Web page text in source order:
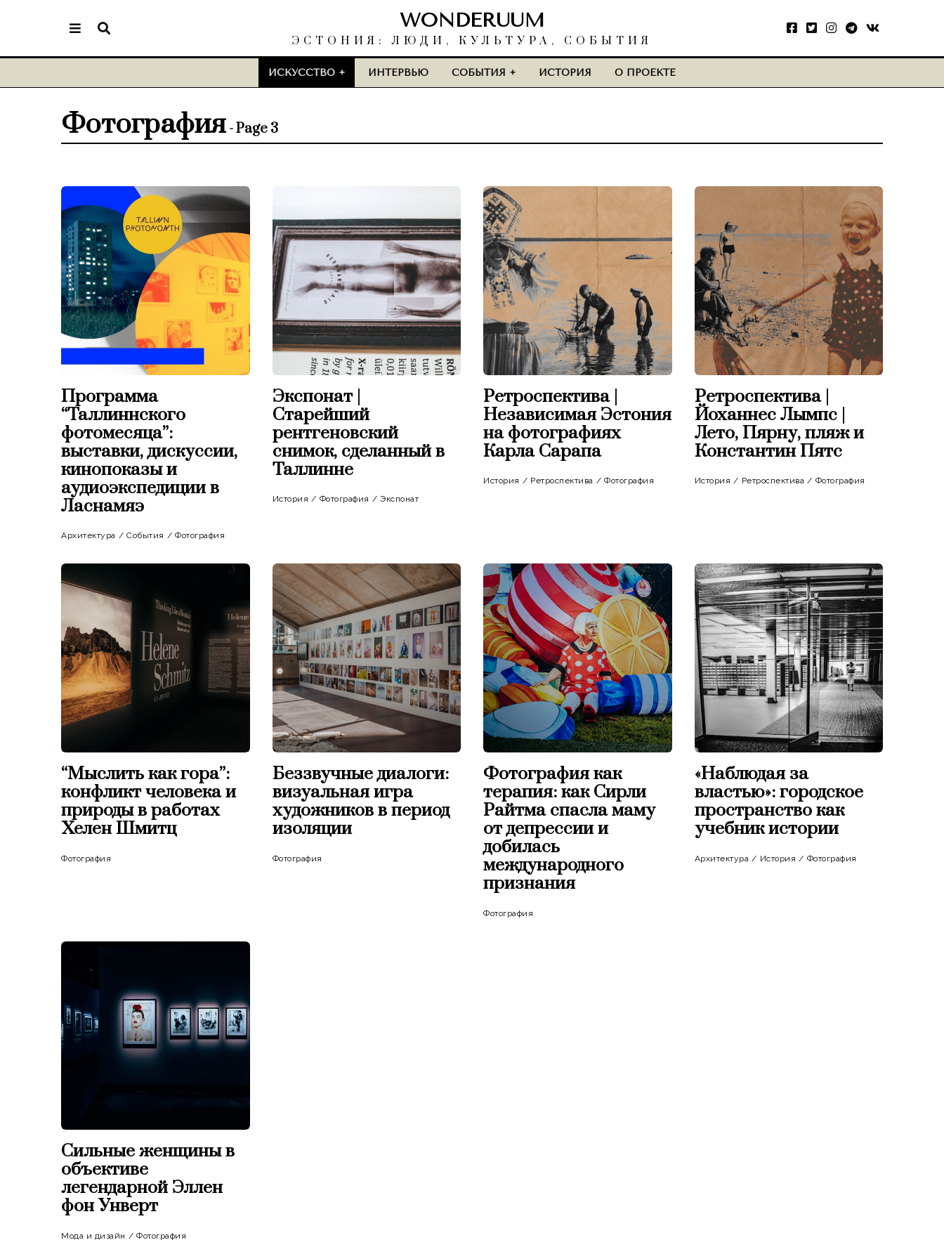
WONDERUUM
ЭСТОНИЯ: ЛЮДИ, КУЛЬТУРА, СОБЫТИЯ
ИСКУССТВО ИНТЕРВЬЮ СОБЫТИЯ ИСТОРИЯ О ПРОЕКТЕ
Фотография - Page 3
Программа
“Таллиннского
фотомесяца”:
выставки, дискуссии,
кинопоказы и
аудиоэкспедиции в
Ласнамяэ
Архитектура / События / Фотография
Экспонат |
Старейший
рентгеновский
снимок, сделанный в
Таллинне
История / Фотография / Экспонат
Ретроспектива |
Независимая Эстония
на фотографиях
Карла Сарапа
История / Ретроспектива / Фотография
Ретроспектива |
Йоханнес Лымпс |
Лето, Пярну, пляж и
Константин Пятс
История / Ретроспектива / Фотография
“Мыслить как гора”:
конфликт человека и
природы в работах
Хелен Шмитц
Фотография
Беззвучные диалоги:
визуальная игра
художников в период
изоляции
Фотография
Фотография как
терапия: как Сирли
Райтма спасла маму
от депрессии и
добилась
международного
признания
Фотография
«Наблюдая за
властью»: городское
пространство как
учебник истории
Архитектура / История / Фотография
Сильные женщины в
объективе
легендарной Эллен
фон Унверт
Мода и дизайн / Фотография